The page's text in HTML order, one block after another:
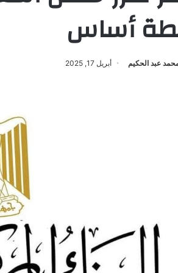
أساس
عبد الحكيم أبريل 17, 2025